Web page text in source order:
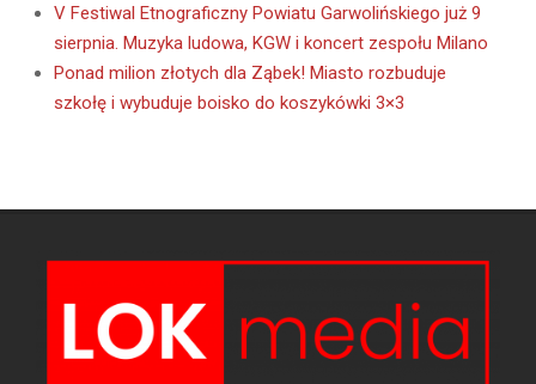
V Festiwal Etnograficzny Powiatu Garwolińskiego już 9
sierpnia. Muzyka ludowa, KGW i koncert zespołu Milano
Ponad milion złotych dla Ząbek! Miasto rozbuduje
szkołę i wybuduje boisko do koszykówki 3×3